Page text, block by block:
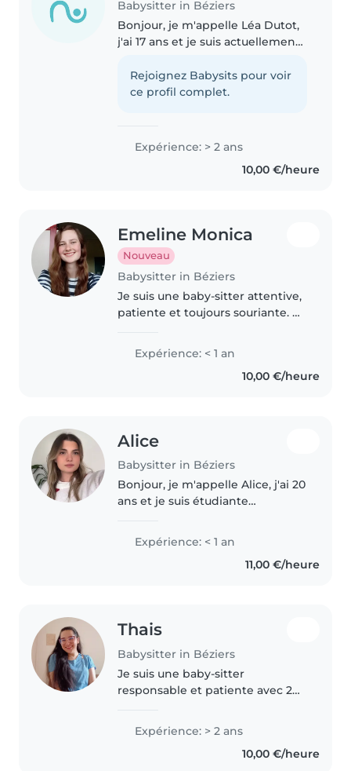
Babysitter in Béziers
Bonjour, je m'appelle Léa Dutot,
j'ai 17 ans et je suis actuellement
ASSP (Accompagnement, Soins
et Services à la Personne). Je suis
Rejoignez Babysits pour voir
ce profil complet.
Expérience: > 2 ans
10,00 €/heure
Emeline Monica
Nouveau
Babysitter in Béziers
Je suis une baby‐sitter attentive,
patiente et toujours souriante. À
couramment français et anglais.
Expérience: < 1 an
10,00 €/heure
Alice
Babysitter in Béziers
Bonjour, je m'appelle Alice, j'ai 20
ans et je suis étudiante
deuxième année et je passe en
troisième année. Sérieuse,
patiente et bienveillante,..
Expérience: < 1 an
11,00 €/heure
Thais
Babysitter in Béziers
Je suis une baby-sitter
responsable et patiente avec 2
d'enfants de tous âges. Je parle
français et portugais et je suis
certifiée en premiers secours.
Expérience: > 2 ans
10,00 €/heure